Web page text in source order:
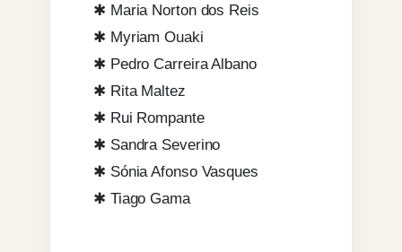
✱ Maria Norton dos Reis
✱ Myriam Ouaki
✱ Pedro Carreira Albano
✱ Rita Maltez
✱ Rui Rompante
✱ Sandra Severino
✱ Sónia Afonso Vasques
✱ Tiago Gama